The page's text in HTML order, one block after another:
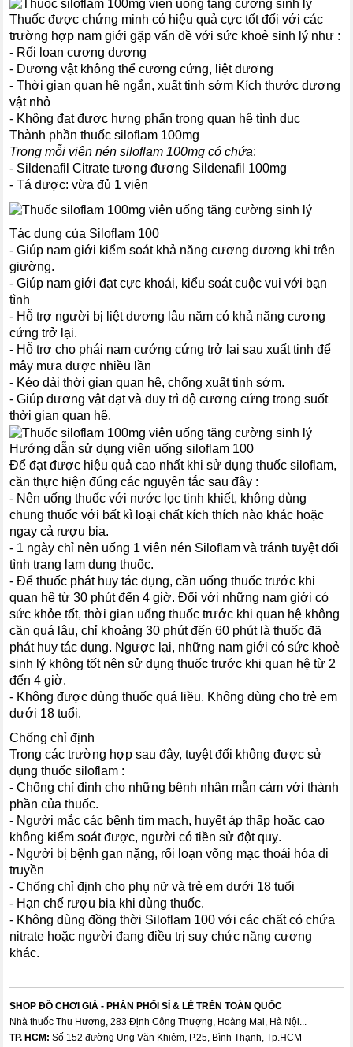
Thuốc được chứng minh có hiệu quả cực tốt đối với các
trường hợp nam giới gặp vấn đề với sức khoẻ sinh lý như :
- Rối loạn cương dương
- Dương vật không thể cương cứng, liệt dương
- Thời gian quan hệ ngắn, xuất tinh sớm Kích thước dương
vật nhỏ
- Không đạt được hưng phấn trong quan hệ tình dục
Thành phần thuốc siloflam 100mg
Trong mỗi viên nén siloflam 100mg có chứa:
- Sildenafil Citrate tương đương Sildenafil 100mg
- Tá dược: vừa đủ 1 viên
Tác dụng của Siloflam 100
- Giúp nam giới kiểm soát khả năng cương dương khi trên
giường.
- Giúp nam giới đạt cực khoái, kiểu soát cuộc vui với bạn
tình
- Hỗ trợ người bị liệt dương lâu năm có khả năng cương
cứng trở lại.
- Hỗ trợ cho phái nam cướng cứng trở lại sau xuất tinh để
mây mưa được nhiều lần
- Kéo dài thời gian quan hệ, chống xuất tinh sớm.
- Giúp dương vật đạt và duy trì độ cương cứng trong suốt
thời gian quan hệ.
Hướng dẫn sử dụng viên uống siloflam 100
Để đạt được hiệu quả cao nhất khi sử dụng thuốc siloflam,
cần thực hiện đúng các nguyên tắc sau đây :
- Nên uống thuốc với nước lọc tinh khiết, không dùng
chung thuốc với bất kì loại chất kích thích nào khác hoặc
ngay cả rượu bia.
- 1 ngày chỉ nên uống 1 viên nén Siloflam và tránh tuyệt đối
tình trạng lạm dụng thuốc.
- Để thuốc phát huy tác dụng, cần uống thuốc trước khi
quan hệ từ 30 phút đến 4 giờ. Đối với những nam giới có
sức khỏe tốt, thời gian uống thuốc trước khi quan hệ không
cần quá lâu, chỉ khoảng 30 phút đến 60 phút là thuốc đã
phát huy tác dụng. Ngược lại, những nam giới có sức khoẻ
sinh lý không tốt nên sử dụng thuốc trước khi quan hệ từ 2
đến 4 giờ.
- Không được dùng thuốc quá liều. Không dùng cho trẻ em
dưới 18 tuổi.
Chống chỉ định
Trong các trường hợp sau đây, tuyệt đối không được sử
dụng thuốc siloflam :
- Chống chỉ định cho những bệnh nhân mẫn cảm với thành
phần của thuốc.
- Người mắc các bệnh tim mạch, huyết áp thấp hoặc cao
không kiểm soát được, người có tiền sử đột quỵ.
- Người bị bệnh gan nặng, rối loạn võng mạc thoái hóa di
truyền
- Chống chỉ định cho phụ nữ và trẻ em dưới 18 tuổi
- Hạn chế rượu bia khi dùng thuốc.
- Không dùng đồng thời Siloflam 100 với các chất có chứa
nitrate hoặc người đang điều trị suy chức năng cương
khác.
SHOP ĐỒ CHƠI GIẢ - PHÂN PHỐI SỈ & LẺ TRÊN TOÀN QUỐC
Nhà thuốc Thu Hương, 283 Định Công Thượng, Hoàng Mai, Hà Nội...
TP. HCM: Số 152 đường Ung Văn Khiêm, P.25, Bình Thạnh, Tp.HCM